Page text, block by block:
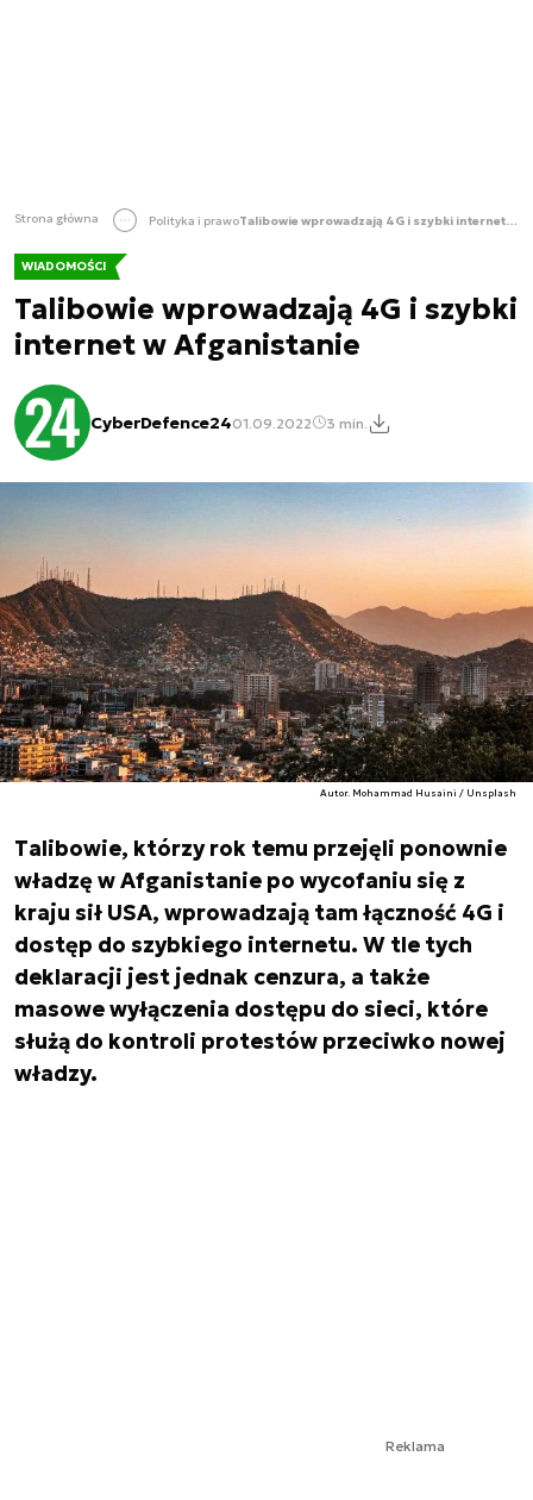
Strona główna Polityka i prawo Talibowie wprowadzają 4G i szybki internet w Afganistanie
WIADOMOŚCI
Talibowie wprowadzają 4G i szybki
internet w Afganistanie
CyberDefence2401.09.2022 3 min.
Autor. Mohammad Husaini / Unsplash
Talibowie, którzy rok temu przejęli ponownie
władzę w Afganistanie po wycofaniu się z
kraju sił USA, wprowadzają tam łączność 4G i
dostęp do szybkiego internetu. W tle tych
deklaracji jest jednak cenzura, a także
masowe wyłączenia dostępu do sieci, które
służą do kontroli protestów przeciwko nowej
władzy.
Reklama